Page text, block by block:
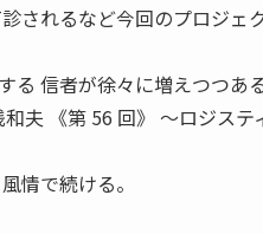
されるなど今回のプロジェ
信者が徐々に増えつつあ
夫 《第 56 回》 〜ロジス
情で続ける。